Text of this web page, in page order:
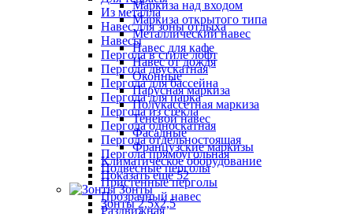
Маркиза над входом
Маркиза открытого типа
Металлический навес
Навес для кафе
Навес от дождя
Оконные
Парусная маркиза
Полукассетная маркиза
Теневой навес
Фасадные
Французские маркизы
Климатическое оборудование
Показать ещё 52
Зонты
Зонты 2,5х2,5
Из металла
Навес для зоны отдыха
Навесы
Пергола в стиле лофт
Пергола двускатная
Пергола для бассейна
Пергола для парка
Пергола из стекла
Пергола односкатная
Пергола отдельностоящая
Пергола прямоугольная
Подвесные перголы
Пристенные перголы
Прозрачный навес
Раздвижная